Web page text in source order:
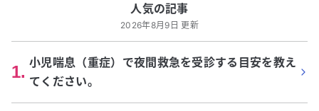
人気の記事
2026年8月9日 更新
1. 小児喘息（重症）で夜間救急を受診する目安を教え
てください。